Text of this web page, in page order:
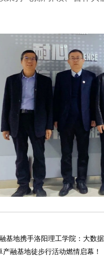
基地携手洛阳理工学院：大数
融基地徒步行活动燃情启幕！